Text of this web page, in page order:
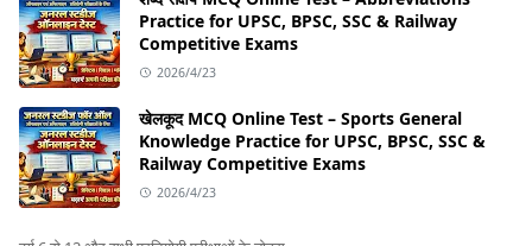
Practice for UPSC, BPSC, SSC & Railway
Competitive Exams
2026/4/23
खेलकूद MCQ Online Test – Sports General
Knowledge Practice for UPSC, BPSC, SSC &
Railway Competitive Exams
2026/4/23